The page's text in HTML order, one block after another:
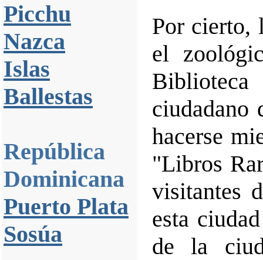
Picchu
Nazca
Islas
Ballestas
República
Dominicana
Puerto Plata
Sosúa
Por cierto,
el
ciudadano
hacerse
"Libros
visitantes
esta
de la